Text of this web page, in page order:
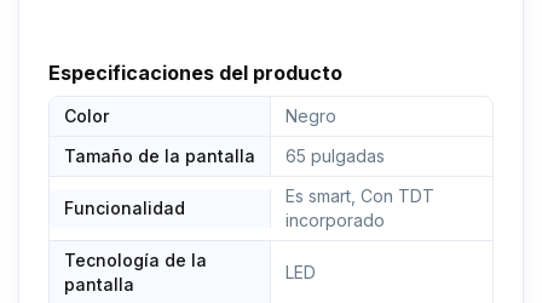
Oficial, Compatible con control de voz “Hey
Google”, Acceso directo a Amazon Prime, Netflix,
YouTube, Wi-Fi Incorporado. Sólo los televisores
con sistema Android TV oficial pueden disfrutar de
HBO.
✅ SOPORTE TÉCNICO: EAS ELECTRIC SMART
TECHNOLOGY https://asistencia.easelectric.es/
Especificaciones del producto
Color
Negro
Tamaño de la pantalla
65 pulgadas
Funcionalidad
Es smart, Con TDT
incorporado
Tecnología de la
pantalla
LED